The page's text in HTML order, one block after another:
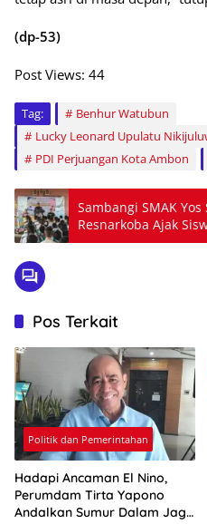
(dp-53)
Post Views: 44
Tag:
Benhur Watubun
Lucky Leonard Upulatu
PDI Perjuangan Kota Ambon
Sambangi SMAK
Resnarkoba Ajak
Penyalahgunaan
Pos Terkait
Politik dan Pemerintahan
Hadapi Ancaman El Nino,
Perumdam Tirta Yapono
Andalkan Sumur Dalam Jaga